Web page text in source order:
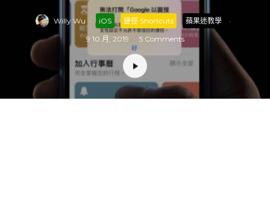
Willy Wu · iOS 捷徑 Shortcuts 蘋果迷教學
·
9 10 月, 2019 · 5 Comments